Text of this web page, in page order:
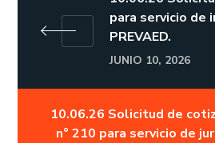
para servicio de
PREVAED.
JUNIO 10, 2026
10.06.26 Solicitud de
n° 210 para servicio de